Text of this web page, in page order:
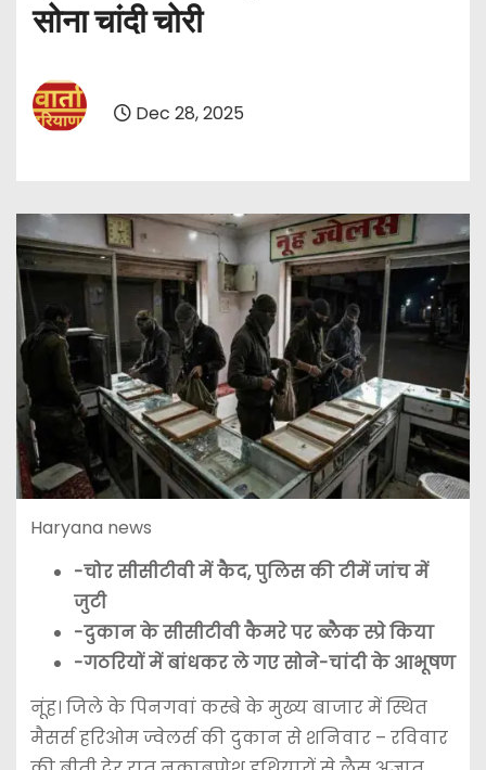
सोना चांदी चोरी
Dec 28, 2025
Haryana news
-चोर सीसीटीवी में कैद, पुलिस की टीमें जांच में
जुटी
-दुकान के सीसीटीवी कैमरे पर ब्लैक स्प्रे किया
-गठरियों में बांधकर ले गए सोने-चांदी के आभूषण
नूंह। जिले के पिनगवां कस्बे के मुख्य बाजार में स्थित
मैसर्स हरिओम ज्वेलर्स की दुकान से शनिवार – रविवार